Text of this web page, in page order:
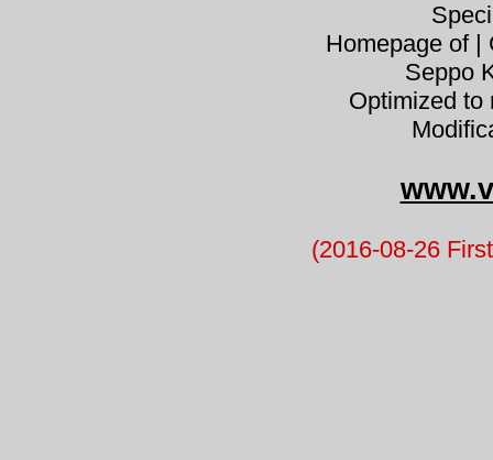
Homepage of |
Seppo
Optimized to
(2016-08-26